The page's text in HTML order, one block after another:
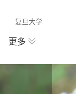
复旦大学
更多